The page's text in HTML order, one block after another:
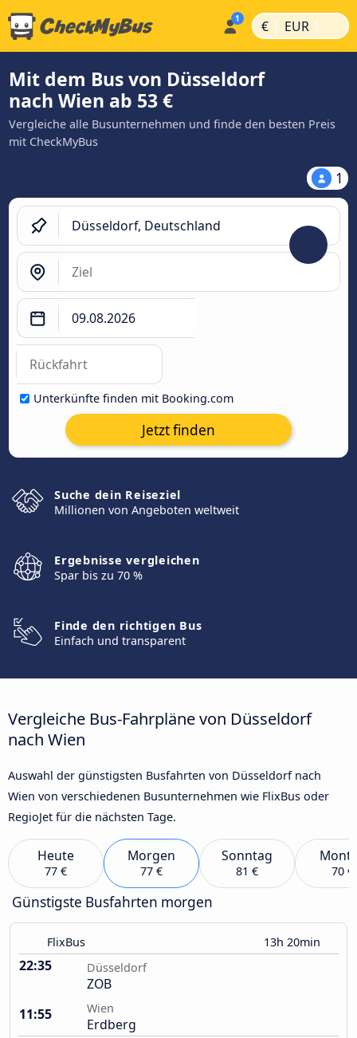
€ | EUR |
Mit dem Bus von Düsseldorf
nach Wien ab 53 €
Vergleiche alle Busunternehmen und finde den besten Preis
mit CheckMyBus
1
Unterkünfte finden mit Booking.com
Jetzt finden
Suche dein Reiseziel
Millionen von Angeboten weltweit
Ergebnisse vergleichen
Spar bis zu 70 %
Finde den richtigen Bus
Einfach und transparent
Vergleiche Bus-Fahrpläne von Düsseldorf
nach Wien
Auswahl der günstigsten Busfahrten von Düsseldorf nach
Wien von verschiedenen Busunternehmen wie FlixBus oder
RegioJet für die nächsten Tage.
Heute
77 €
Morgen
77 €
Sonntag
81 € 70 €
Günstigste Busfahrten morgen
FlixBus 13h 20min
22:35 Düsseldorf
ZOB
11:55
Wien
Erdberg